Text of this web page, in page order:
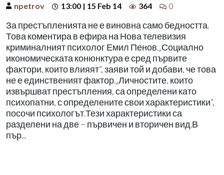
npetrov 13:00 | 15 Feb 14 364 0
За престъпленията не е виновна само бедността.
Това коментира в ефира на Нова телевизия
криминалният психолог Емил Пенов.„Социално
икономическата конюнктура е сред първите
фактори, които влияят”, заяви той и добави, че това
не е единственият фактор.„Личностите, които
извършват престъпления, са определени като
психопатни, с определените свои характеристики”,
посочи психологът.Тези характеристики са
разделени на две – първичен и вторичен вид.В
пър...